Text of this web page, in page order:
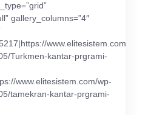
gallery_columns=”4″
www.elitesistem.com/wp-
Turkmen-kantar-prgrami-
www.elitesistem.com/wp-
tamekran-kantar-prgrami-